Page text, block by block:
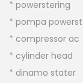
* powerstering
* pompa
* compressor ac
* cylinder head
* dinamo stater